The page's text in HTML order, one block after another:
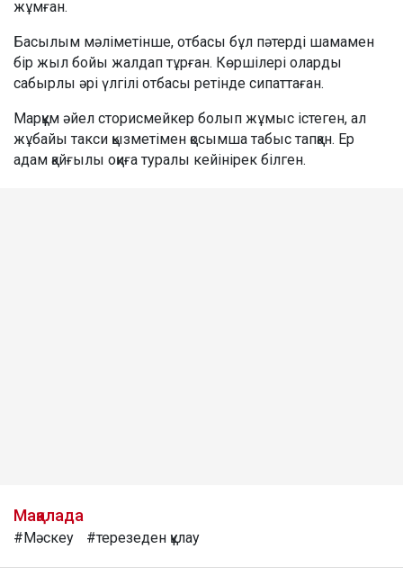
жұмған.
Басылым мәліметінше, отбасы бұл пәтерді шамамен
бір жыл бойы жалдап тұрған. Көршілері оларды
сабырлы әрі үлгілі отбасы ретінде сипаттаған.
Марқұм әйел сторисмейкер болып жұмыс істеген, ал
жұбайы такси қызметімен қосымша табыс тапқан. Ер
адам қайғылы оқиға туралы кейінірек білген.
Мақалада
#Мәскеу #терезеден құлау